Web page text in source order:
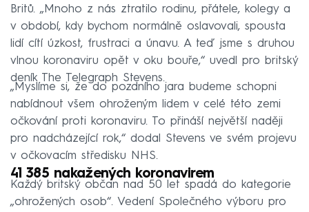
Britů. „Mnoho z nás ztratilo rodinu, přátele, kolegy a
v období, kdy bychom normálně oslavovali, spousta
lidí cítí úzkost, frustraci a únavu. A teď jsme s druhou
vlnou koronaviru opět v oku bouře,“ uvedl pro britský
deník The Telegraph Stevens.
„Myslíme si, že do pozdního jara budeme schopni
nabídnout všem ohroženým lidem v celé této zemi
očkování proti koronaviru. To přináší největší naději
pro nadcházející rok,“ dodal Stevens ve svém projevu
v očkovacím středisku NHS.
41 385 nakažených koronavirem
Každý britský občan nad 50 let spadá do kategorie
„ohrožených osob“. Vedení Společného výboru pro